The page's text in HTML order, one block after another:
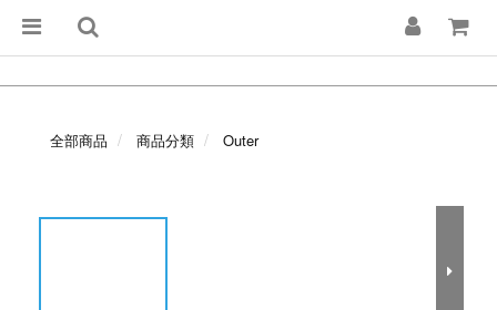
全部商品 商品分類 Outer